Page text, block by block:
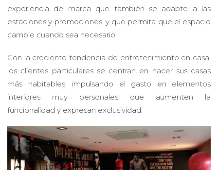
experiencia de marca que también se adapte a las
estaciones y promociones, y que permita que el espacio
cambie cuando sea necesario.
Con la creciente tendencia de entretenimiento en casa,
los clientes particulares se centran en hacer sus casas
más habitables, impulsando el gasto en elementos
interiores muy personales que aumenten la
funcionalidad y expresan exclusividad.